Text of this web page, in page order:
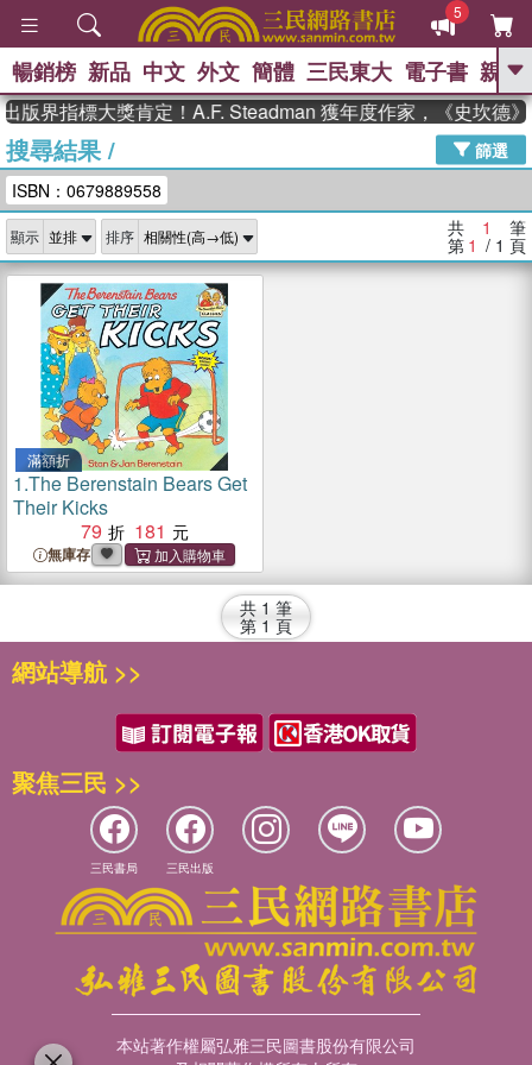
5
GO
高希均教授回憶錄
、 The Odyssey 、 父親節 、 如果歷
獎 臺灣漫遊錄 、 方念華 、 台灣的李
登輝時代
數學女孩：黎曼猜想 、
偉大的迷走神經
暢銷榜 新品 中文 外文 簡體 三民東大 電子書 親子
版界指標大獎肯定！A.F. Steadman 獲年度作家，《史坎德
搜尋結果/
篩選
ISBN：0679889558
顯示 排序 共 1 筆
第 1 / 1 頁
滿額折
1.The Berenstain Bears Get
Their Kicks
79
181
無庫存
共 1 筆
第 1 頁
網站導航 >>
聚焦三民 >>
三民書局 三民出版
本站著作權屬弘雅三民圖書股份有限公司